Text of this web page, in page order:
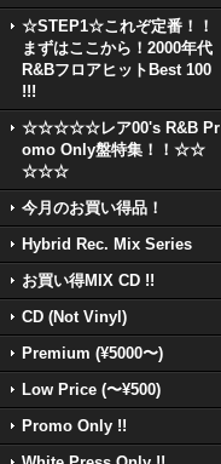
☆STEP1☆これぞ定番！！
まずはここから！2000年代
R&BフロアヒットBest 100
!!!
☆☆☆☆☆レア00's R&B Pr
omo Only盤特集！！☆☆
☆☆☆
今月のお買い得品！
Hybrid Rec. Mix Series
お買い得MIX CD !!
CD (Not Vinyl)
Premium (¥5000〜)
Low Price (〜¥500)
Promo Only !!